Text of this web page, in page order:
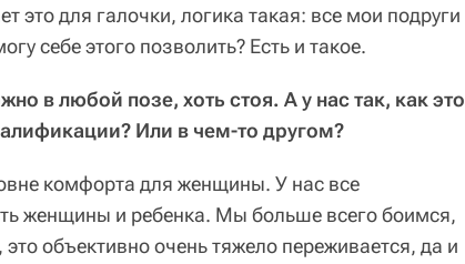
это для галочки, логика такая: все мои подруги
себе этого позволить? Есть и такое.
в любой позе, хоть стоя. А у нас так, как это
Или в чем-то другом?
комфорта для женщины. У нас все
женщины и ребенка. Мы больше всего боимся,
это объективно очень тяжело переживается, да и